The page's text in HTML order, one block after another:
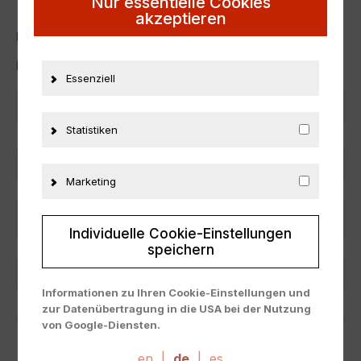
Neu in Originalverpackung.
NEW with box.
Maßstab
Zustand Neu
GRK67
Fahrzeugmarke Chevrolet
ZUSÄTZLICHE INFORMATIONEN
akzeptieren
Essenziell
Statistiken
Marketing
Individuelle Cookie-Einstellungen
speichern
Informationen zu Ihren Cookie-Einstellungen und
zur Datenübertragung in die USA bei der Nutzung
von Google-Diensten.
Cookies sind absolut notwendig, um unsere Website